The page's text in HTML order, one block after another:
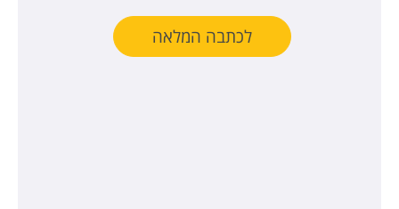
לכתבה המלאה